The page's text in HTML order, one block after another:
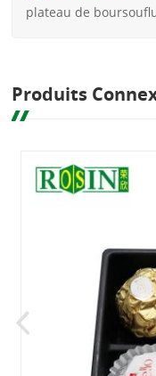
plateau de
Produits